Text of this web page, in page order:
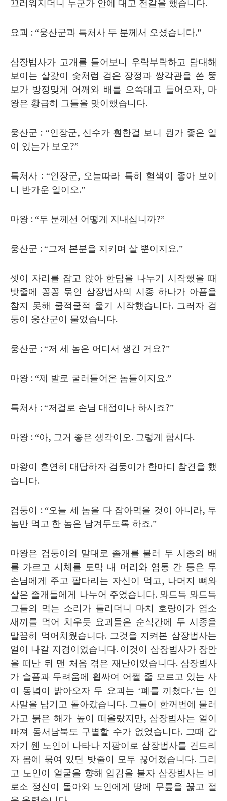
끄러워지더니 누군가 안에 대고 전갈을 했습니다.
요괴 : “웅산군과 특처사 두 분께서 오셨습니다.”
삼장법사가 고개를 들어보니 우락부락하고 담대해
보이는 살갗이 숯처럼 검은 장정과 쌍각관을 쓴 뚱
보가 방정맞게 어깨와 배를 으쓱대고 들어오자, 마
왕은 황급히 그들을 맞이했습니다.
웅산군 : “인장군, 신수가 훤한걸 보니 뭔가 좋은 일
이 있는가 보오?”
특처사 : “인장군, 오늘따라 특히 혈색이 좋아 보이
니 반가운 일이오.”
마왕 : “두 분께선 어떻게 지내십니까?”
웅산군 : “그저 본분을 지키며 살 뿐이지요.”
셋이 자리를 잡고 앉아 한담을 나누기 시작했을 때
밧줄에 꽁꽁 묶인 삼장법사의 시종 하나가 아픔을
참지 못해 쿨적쿨적 울기 시작했습니다. 그러자 검
둥이 웅산군이 물었습니다.
웅산군 : “저 세 놈은 어디서 생긴 거요?”
마왕 : “제 발로 굴러들어온 놈들이지요.”
특처사 : “저걸로 손님 대접이나 하시죠?”
마왕 : “아, 그거 좋은 생각이오. 그렇게 합시다.
마왕이 흔연히 대답하자 검둥이가 한마디 참견을 했
습니다.
검둥이 : “오늘 세 놈을 다 잡아먹을 것이 아니라, 두
놈만 먹고 한 놈은 남겨두도록 하죠.”
마왕은 검둥이의 말대로 졸개를 불러 두 시종의 배
를 가르고 시체를 토막 내 머리와 염통 간 등은 두
손님에게 주고 팔다리는 자신이 먹고, 나머지 뼈와
살은 졸개들에게 나누어 주었습니다. 와드득 와드득
그들의 먹는 소리가 들리더니 마치 호랑이가 염소
새끼를 먹어 치우듯 요괴들은 순식간에 두 시종을
말끔히 먹어치웠습니다. 그것을 지켜본 삼장법사는
얼이 나갈 지경이었습니다. 이것이 삼장법사가 장안
을 떠난 뒤 맨 처음 겪은 재난이었습니다. 삼장법사
가 슬픔과 두려움에 휩싸여 어쩔 줄 모르고 있는 사
이 동녘이 밝아오자 두 요괴는 ‘폐를 끼쳤다.’는 인
사말을 남기고 돌아갔습니다. 그들이 한꺼번에 물러
가고 붉은 해가 높이 떠올랐지만, 삼장법사는 얼이
빠져 동서남북도 구별할 수가 없었습니다. 그때 갑
자기 웬 노인이 나타나 지팡이로 삼장법사를 건드리
자 몸에 묶여 있던 밧줄이 모두 끊어졌습니다. 그리
고 노인이 얼굴을 향해 입김을 불자 삼장법사는 비
로소 정신이 돌아와 노인에게 땅에 무릎을 꿇고 절